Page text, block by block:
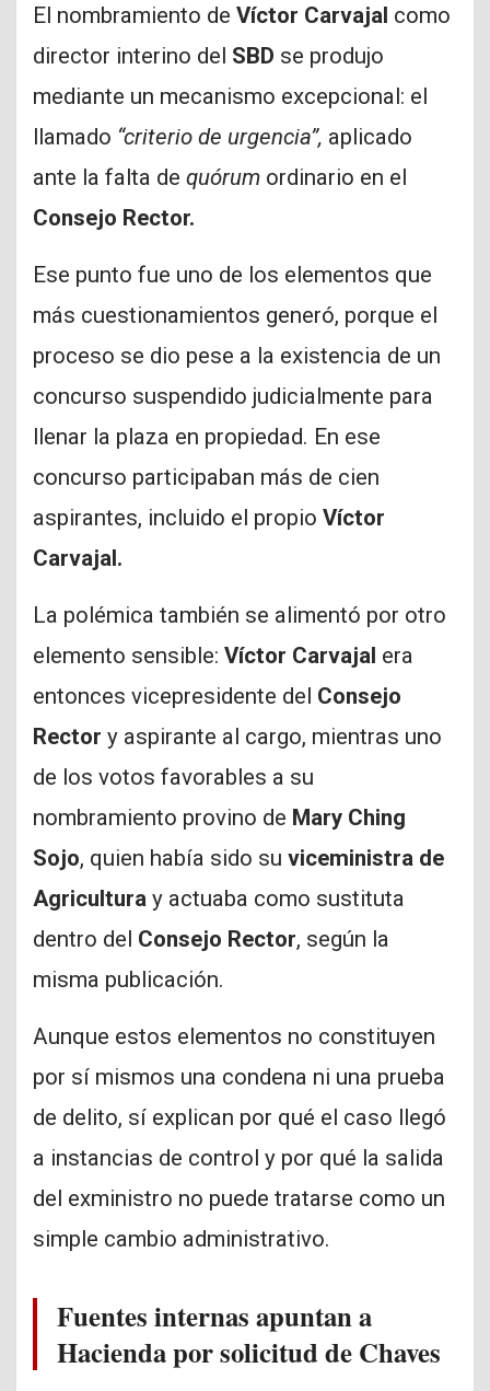
El nombramiento de Víctor Carvajal como
director interino del SBD se produjo
mediante un mecanismo excepcional: el
llamado “criterio de urgencia”, aplicado
ante la falta de quórum ordinario en el
Consejo Rector.
Ese punto fue uno de los elementos que
más cuestionamientos generó, porque el
proceso se dio pese a la existencia de un
concurso suspendido judicialmente para
llenar la plaza en propiedad. En ese
concurso participaban más de cien
aspirantes, incluido el propio Víctor
Carvajal.
La polémica también se alimentó por otro
elemento sensible: Víctor Carvajal era
entonces vicepresidente del Consejo
Rector y aspirante al cargo, mientras uno
de los votos favorables a su
nombramiento provino de Mary Ching
Sojo, quien había sido su viceministra de
Agricultura y actuaba como sustituta
dentro del Consejo Rector, según la
misma publicación.
Aunque estos elementos no constituyen
por sí mismos una condena ni una prueba
de delito, sí explican por qué el caso llegó
a instancias de control y por qué la salida
del exministro no puede tratarse como un
simple cambio administrativo.
Fuentes internas apuntan a
Hacienda por solicitud de Chaves